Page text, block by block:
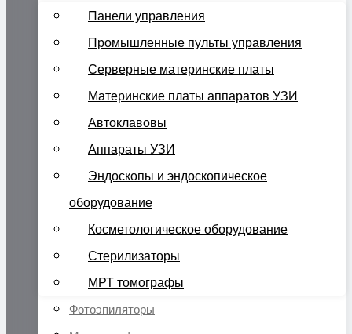
Панели управления
Промышленные пульты управления
Серверные материнские платы
Материнские платы аппаратов УЗИ
Автоклавовы
Аппараты УЗИ
Эндоскопы и эндоскопическое
оборудование
Косметологическое оборудование
Стерилизаторы
МРТ томографы
Фотоэпиляторы